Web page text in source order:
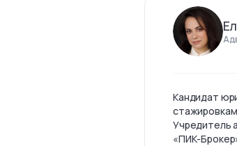
Кандидат
Учредитель
«ПИК-